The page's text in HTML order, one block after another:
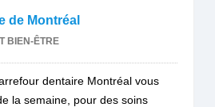
de Montréal
BIEN-ÊTRE
dentaire Montréal vous
la semaine, pour des soins